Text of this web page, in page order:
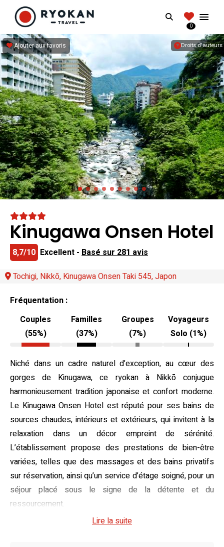
RYOKANTRAVEL
Vivez l'expérience authentique d'un Ryokan
Search
0
Droits d'auteurs
Ajouter aux favoris
Kinugawa Onsen Hotel
8,7/10 Excellent - Basé sur 281 avis
Tochigi, Nikkō, Kinugawa Onsen Taki 545, Japon
Fréquentation :
Couples
(55%)
Familles
(37%)
Groupes
(7%)
Voyageurs
Solo (1%)
Niché dans un cadre naturel d’exception, au cœur des
gorges de Kinugawa, ce ryokan à Nikkō conjugue
harmonieusement tradition japonaise et confort moderne.
Le Kinugawa Onsen Hotel est réputé pour ses bains de
sources chaudes, intérieurs et extérieurs, qui invitent à la
relaxation dans un décor empreint de sérénité.
L’établissement propose des prestations de bien-être
variées, telles que des massages et des bains privatifs
sur réservation, ainsi qu’un service d’étage soigné, pour un
séjour placé sous le signe de la détente et du
ressourcement.
Habitant un style authentique, les chambres se déclinent
Lire la suite